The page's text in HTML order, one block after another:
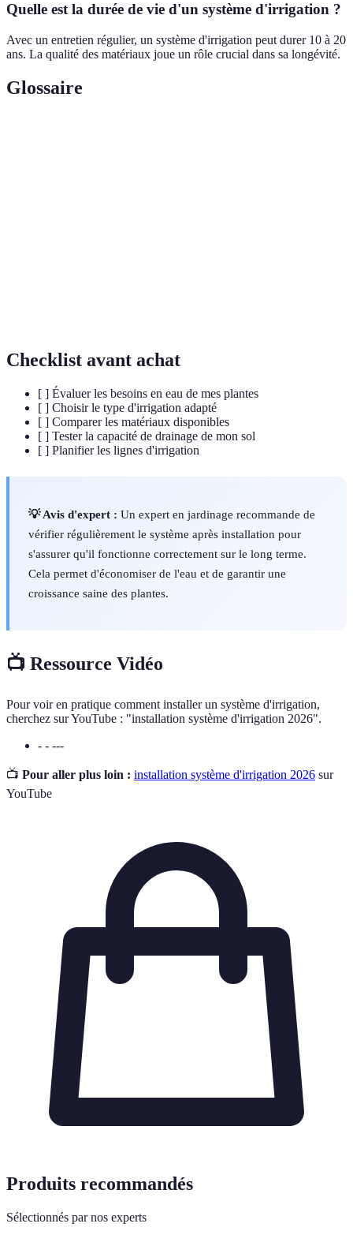
Quelle est la durée de vie d'un système d'irrigation ?
Avec un entretien régulier, un système d'irrigation peut durer 10 à 20
ans. La qualité des matériaux joue un rôle crucial dans sa longévité.
Glossaire
Checklist avant achat
[ ] Évaluer les besoins en eau de mes plantes
[ ] Choisir le type d'irrigation adapté
[ ] Comparer les matériaux disponibles
[ ] Tester la capacité de drainage de mon sol
[ ] Planifier les lignes d'irrigation
💡 Avis d'expert : Un expert en jardinage recommande de
vérifier régulièrement le système après installation pour
s'assurer qu'il fonctionne correctement sur le long terme.
Cela permet d'économiser de l'eau et de garantir une
croissance saine des plantes.
📺 Ressource Vidéo
Pour voir en pratique comment installer un système d'irrigation,
cherchez sur YouTube : "installation système d'irrigation 2026".
- - ---
📺 Pour aller plus loin : installation système d'irrigation 2026 sur
YouTube
Produits recommandés
Sélectionnés par nos experts